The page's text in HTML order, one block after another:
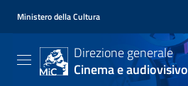
Ministero della Cultura
Direzione generale
Cinema e audiovisivo